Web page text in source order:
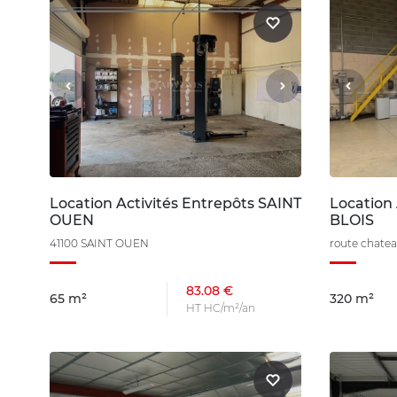
Location Activités Entrepôts SAINT
OUEN
41100 SAINT OUEN
65 m² 83.08 €
HT HC/m²/an
BLOIS
route
320 m²